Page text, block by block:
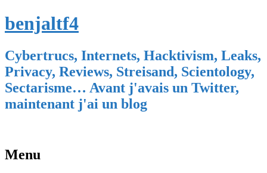
benjaltf4
Cybertrucs, Internets, Hacktivism, Leaks,
Privacy, Reviews, Streisand, Scientology,
Sectarisme… Avant j'avais un Twitter,
maintenant j'ai un blog
Menu